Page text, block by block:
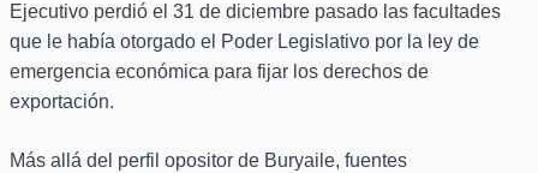
Ejecutivo perdió el 31 de diciembre pasado las facultades
que le había otorgado el Poder Legislativo por la ley de
emergencia económica para fijar los derechos de
exportación.
Más allá del perfil opositor de Buryaile, fuentes